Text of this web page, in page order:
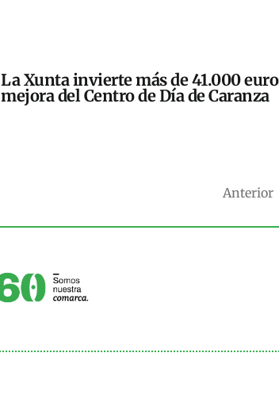
La Xunta invierte más de 41.000
mejora del Centro de Día de Caranza
Anterior